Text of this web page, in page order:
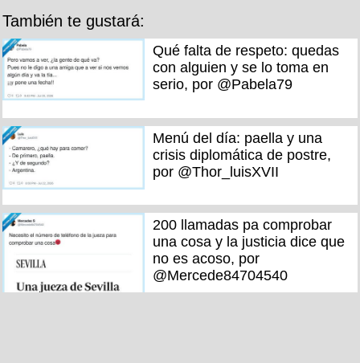
También te gustará:
Qué falta de respeto: quedas
con alguien y se lo toma en
serio, por @Pabela79
Menú del día: paella y una
crisis diplomática de postre,
por @Thor_luisXVII
200 llamadas pa comprobar
una cosa y la justicia dice que
no es acoso, por
@Mercede84704540